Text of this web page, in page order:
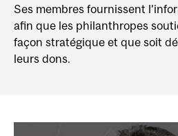
Ses membres fournissent
afin que les philanthropes
façon stratégique et que soit
leurs dons.